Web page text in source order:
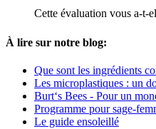
Cette évaluation vous a-t-
À lire sur notre blog:
Que sont les ingrédients
Les microplastiques : un
Burt‘s Bees - Pour un
Programme pour sage-
Le guide ensoleillé